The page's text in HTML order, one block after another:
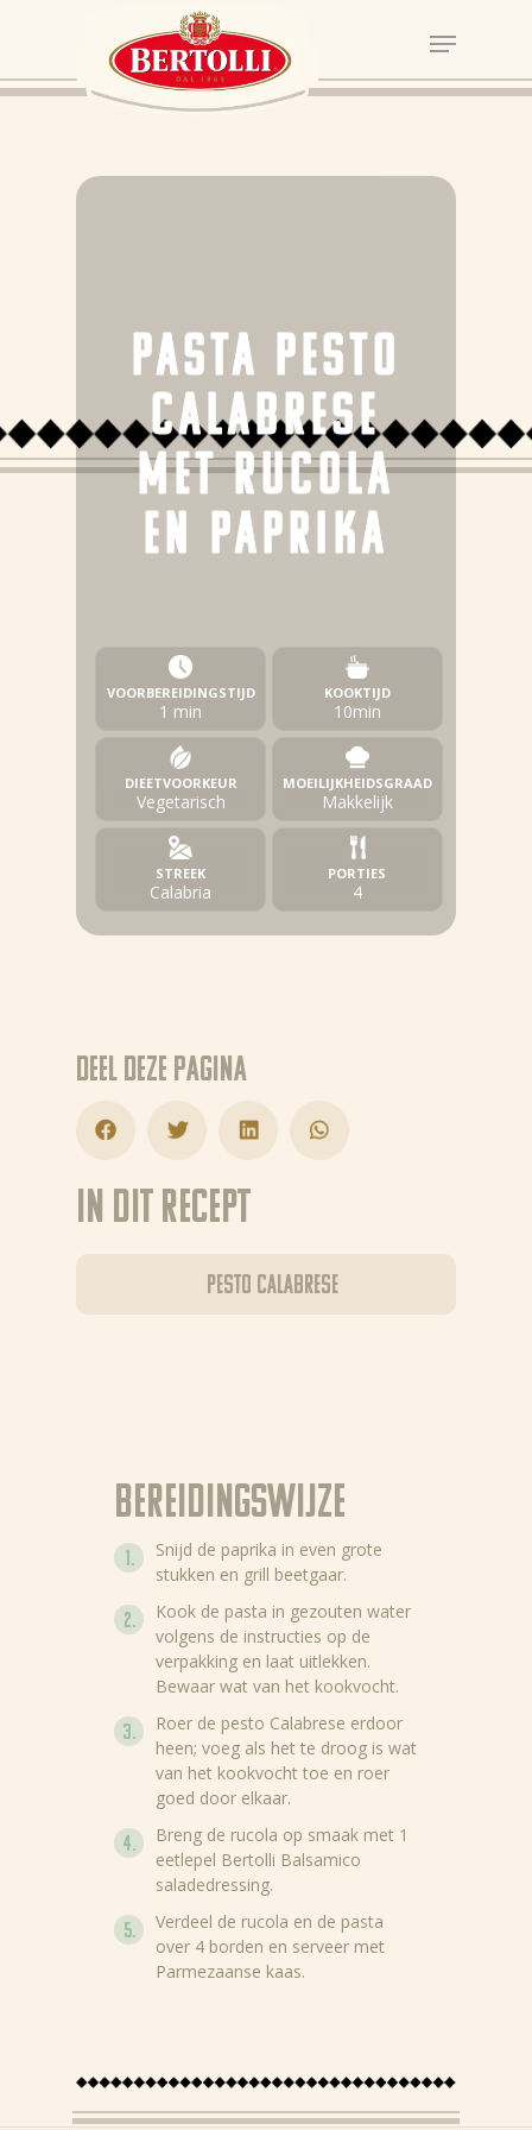
PASTA PESTO
CALABRESE
MET RUCOLA
EN PAPRIKA
VOORBEREIDINGSTIJD
1 min
KOOKTIJD
10min
DIEETVOORKEUR
Vegetarisch
MOEILIJKHEIDSGRAAD
Makkelijk
STREEK
Calabria
PORTIES
4
Deel deze pagina
In dit recept
Pesto Calabrese
Bereidingswijze
Snijd de paprika in even grote
stukken en grill beetgaar.
Kook de pasta in gezouten water
volgens de instructies op de
verpakking en laat uitlekken.
Bewaar wat van het kookvocht.
Roer de pesto Calabrese erdoor
heen; voeg als het te droog is wat
van het kookvocht toe en roer
goed door elkaar.
Breng de rucola op smaak met 1
eetlepel Bertolli Balsamico
saladedressing.
Verdeel de rucola en de pasta
over 4 borden en serveer met
Parmezaanse kaas.